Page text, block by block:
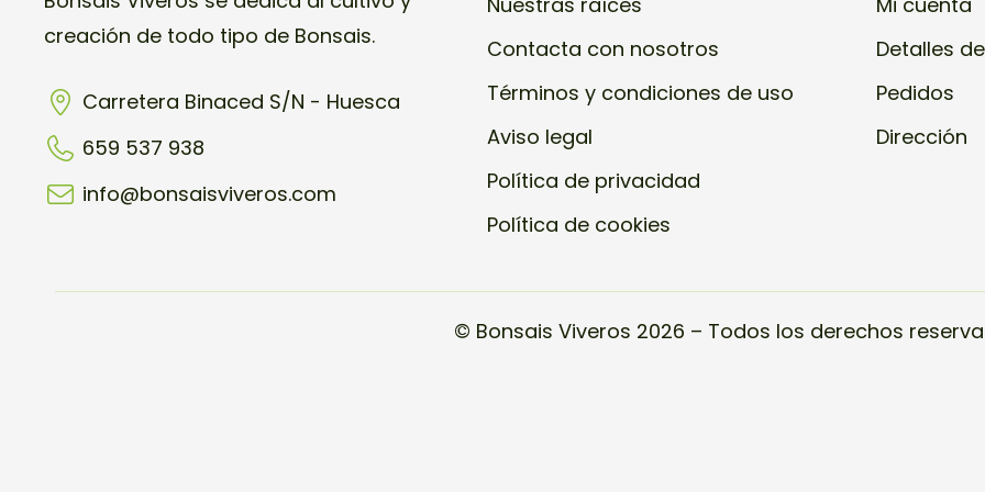
creación de todo tipo de Bonsais.
Carretera Binaced S/N - Huesca
659 537 938
info@bonsaisviveros.com
Contacta con nosotros
Términos y condiciones de uso
Aviso legal
Política de privacidad
Política de cookies
Detalles
Pedidos
Dirección
© Bonsais Viveros 2026 – Todos los derechos